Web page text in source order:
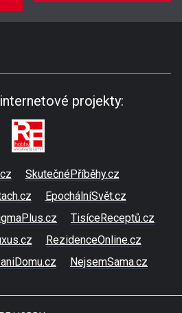
projekty:
SkutečnéPříběhy.cz
EpochálníSvět.cz
TisíceReceptů.cz
RezidenceOnline.cz
NejsemSama.cz